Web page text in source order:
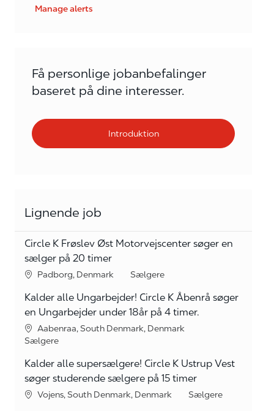
Manage alerts
Få personlige jobanbefalinger
baseret på dine interesser.
Introduktion
Lignende job
Circle K Frøslev Øst Motorvejscenter søger en
sælger på 20 timer
Lokation
Padborg, Denmark kategori
Sælgere
Kalder alle Ungarbejder! Circle K Åbenrå søger
en Ungarbejder under 18år på 4 timer.
Lokation
Aabenraa, South Denmark, Denmark
kategori
Sælgere
Kalder alle supersælgere! Circle K Ustrup Vest
søger studerende sælgere på 15 timer
Lokation
Vojens, South Denmark, Denmark kategori
Sælgere